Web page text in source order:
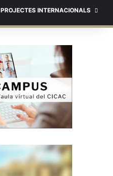
PROJECTES INTERNACIONALS